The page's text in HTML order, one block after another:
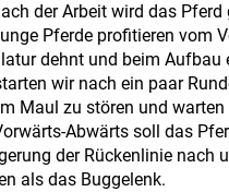
der Arbeit wird das
Pferde profitieren vom
dehnt und beim
wir nach ein paar
Maul zu stören und
Abwärts soll das
der Rückenlinie nach
als das Buggelenk.